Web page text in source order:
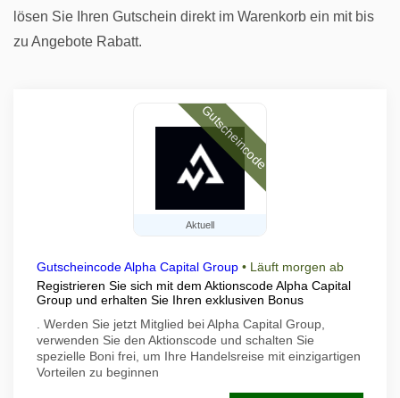
lösen Sie Ihren Gutschein direkt im Warenkorb ein mit bis
zu Angebote Rabatt.
Aktuell
Gutscheincode
Gutscheincode Alpha Capital Group • Läuft morgen ab
Registrieren Sie sich mit dem Aktionscode Alpha Capital
Group und erhalten Sie Ihren exklusiven Bonus
. Werden Sie jetzt Mitglied bei Alpha Capital Group,
verwenden Sie den Aktionscode und schalten Sie
spezielle Boni frei, um Ihre Handelsreise mit einzigartigen
Vorteilen zu beginnen